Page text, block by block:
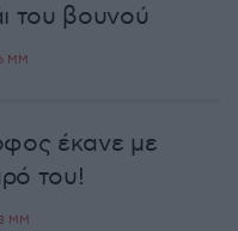
του βουνού
ΜΜ
έκανε με
του!
ΜΜ